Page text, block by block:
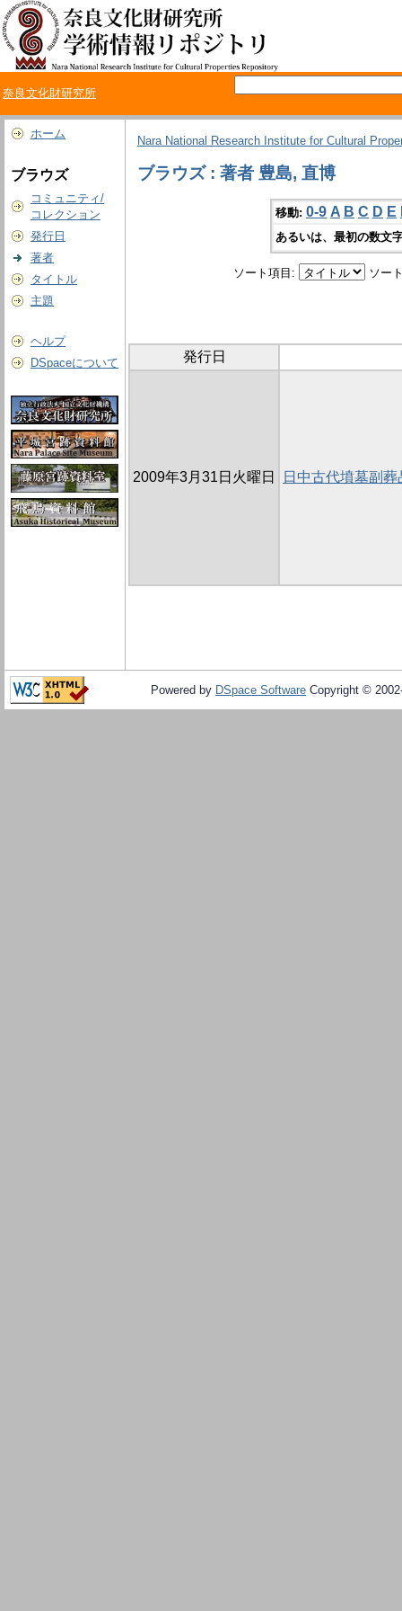
奈良文化財研究所
ホーム
ブラウズ
コミュニティ/
コレクション
発行日
著者
タイトル
主題
ヘルプ
DSpaceについて
Nara National Research Institute for Cultural
ブラウズ : 著者 豊島, 直博
移動: 0-9 A B C D E
あるいは、最初の数文
ソート項目: ソー
発行日
2009年3月31日火曜日 日中古代墳墓副
Powered by DSpace Software Copyright ©